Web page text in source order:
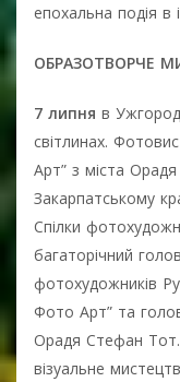
епохальна подія в
ОБРАЗОТВОРЧЕ
7 липня в Ужгород
світлинах.
Арт” з міста
Закарпатському
Спілки
багаторічний
фотохудожників
Фото Арт” та
Орадя Стефан Тот.
візуальне